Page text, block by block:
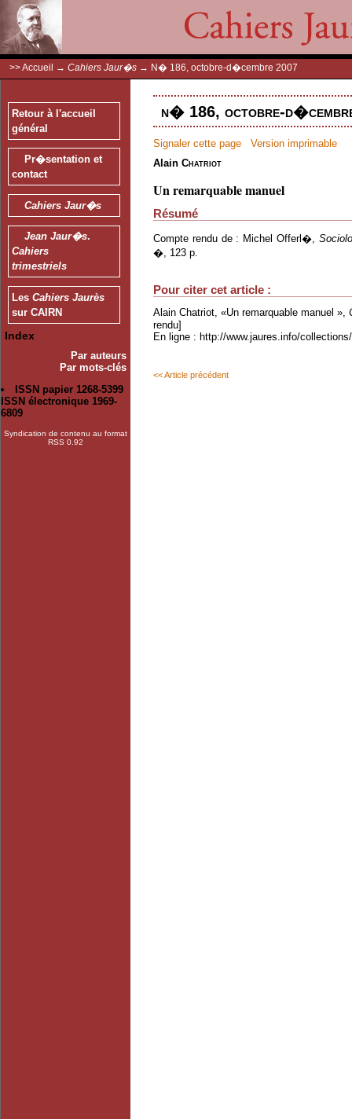
>>Accueil → Cahiers Jaur�s → N� 186, octobre-d�cembre 2007
Retour à l'accueil
général
Pr�sentation et
contact
Cahiers Jaur�s
Jean Jaur�s.
Cahiers
trimestriels
Les Cahiers Jaurès
sur CAIRN
Index
Par auteurs
Par mots-clés
ISSN papier 1268-5399
ISSN électronique 1969-
6809
Syndication de contenu au format
RSS 0.92
n� 186, octobre-
Signaler cette page
Version imprimable
Alain Chatriot
Un remarquable manuel
Résumé
Compte rendu de : Michel Offerl�,
�, 123 p.
Pour citer cet article :
Alain Chatriot, «Un remarquable manuel »,
rendu]
En ligne : http://www.jaures.info/
<< Article précédent